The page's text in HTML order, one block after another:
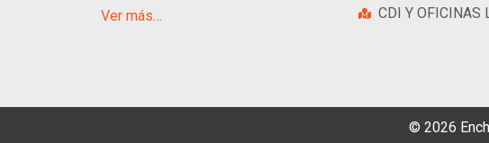
Ver más…
CDI Y OFICINAS
© 2026